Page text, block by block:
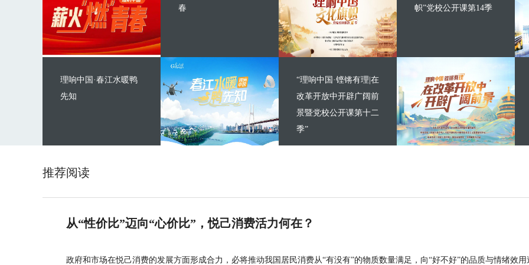
春
理响中国·春江水暖鸭
先知
帜”党校公开课第14季
“理响中国·铿锵有理|在
改革开放中开辟广阔前
景暨党校公开课第十二
季”
推荐阅读
从“性价比”迈向“心价比”，悦己消费活力何在？
政府和市场在悦己消费的发展方面形成合力，必将推动我国居民消费从“有没有”的物质数量满足，向“好不好”的品质与情绪效用